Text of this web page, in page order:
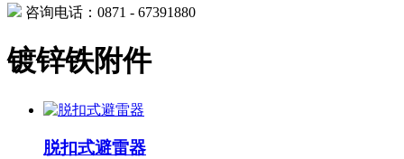
咨询电话：0871 - 67391880
镀锌铁附件
脱扣式避雷器